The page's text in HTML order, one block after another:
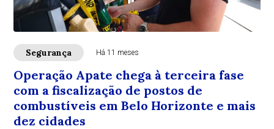
Segurança Há 11 meses
Operação Apate chega à terceira fase
com a fiscalização de postos de
combustíveis em Belo Horizonte e mais
dez cidades